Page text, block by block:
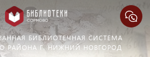
БИБЛИОТЕЧНАЯ СИСТЕМА
РАЙОНА Г. НИЖНИЙ НОВГОРОД